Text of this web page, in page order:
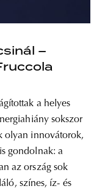
–
a helyes
sokszor
olyan innovátorok,
gondolnak: a
az ország sok
színes, íz- és